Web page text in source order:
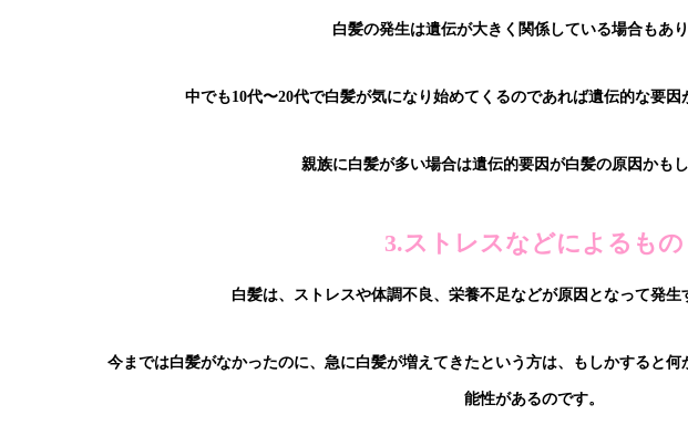
白髪の発生は遺伝が大きく関係している場合もあり
中でも10代〜20代で白髪が気になり始めてくるのであれば遺伝的な要因
親族に白髪が多い場合は遺伝的要因が白髪の原因かもし
3.ストレスなどによるもの
白髪は、ストレスや体調不良、栄養不足などが原因となって発生
今までは白髪がなかったのに、急に白髪が増えてきたという方は、もしかすると
能性があるのです。